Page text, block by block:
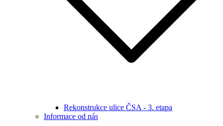
Rekonstrukce ulice ČSA - 3. etapa
Informace od nás